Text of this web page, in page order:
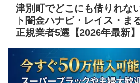
津別町でどこにも借りれな
ト闇金ハナビ・レイス・ま
正規業者5選【2026年最新】